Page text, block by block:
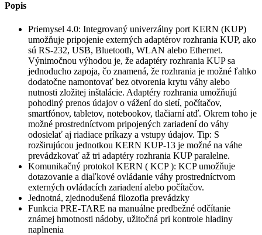
Popis
Priemysel 4.0: Integrovaný univerzálny port KERN (KUP)
umožňuje pripojenie externých adaptérov rozhrania KUP, ako
sú RS-232, USB, Bluetooth, WLAN alebo Ethernet.
Výnimočnou výhodou je, že adaptéry rozhrania KUP sa
jednoducho zapoja, čo znamená, že rozhrania je možné ľahko
dodatočne namontovať bez otvorenia krytu váhy alebo
nutnosti zložitej inštalácie. Adaptéry rozhrania umožňujú
pohodlný prenos údajov o vážení do sietí, počítačov,
smartfónov, tabletov, notebookov, tlačiarní atď. Okrem toho je
možné prostredníctvom pripojených zariadení do váhy
odosielať aj riadiace príkazy a vstupy údajov. Tip: S
rozširujúcou jednotkou KERN KUP-13 je možné na váhe
prevádzkovať až tri adaptéry rozhrania KUP paralelne.
Komunikačný protokol KERN ( KCP ): KCP umožňuje
dotazovanie a diaľkové ovládanie váhy prostredníctvom
externých ovládacích zariadení alebo počítačov.
Jednotná, zjednodušená filozofia prevádzky
Funkcia PRE-TARE na manuálne predbežné odčítanie
známej hmotnosti nádoby, užitočná pri kontrole hladiny
naplnenia